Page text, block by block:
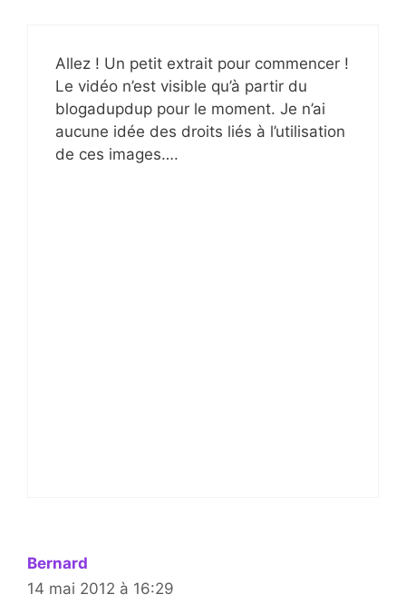
Allez ! Un petit extrait pour commencer !
Le vidéo n’est visible qu’à partir du
blogadupdup pour le moment. Je n’ai
aucune idée des droits liés à l’utilisation
de ces images….
Bernard
14 mai 2012 à 16:29